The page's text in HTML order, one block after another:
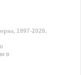
, 1997-2026.
в